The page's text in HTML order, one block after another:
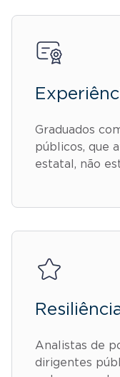
Graduados
públicos, que
estatal, não
Analistas de
dirigentes